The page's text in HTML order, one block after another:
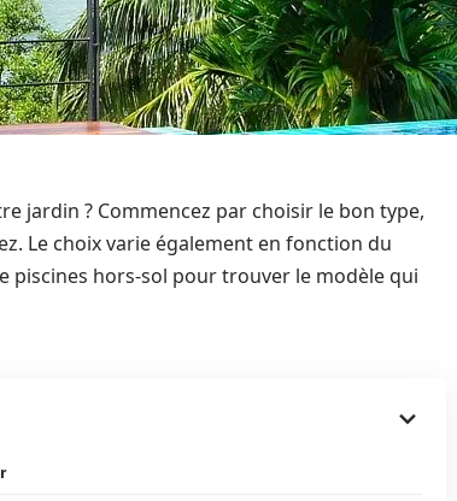
jardin ? Commencez par choisir le bon type,
Le choix varie également en fonction du
piscines hors-sol pour trouver le modèle qui